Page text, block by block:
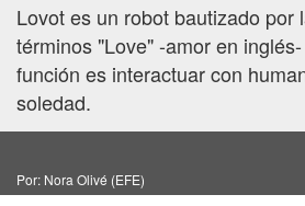
Lovot es un robot bautizado por
términos "Love" -amor en
función es interactuar con
soledad.
Por: Nora Olivé (EFE)